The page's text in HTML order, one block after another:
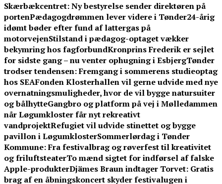
Skærbækcentret: Ny bestyrelse sender direktøren på
portenPædagogdrømmen lever videre i Tønder24-årig
idømt bøder efter fund af lattergas på
motorvejenStilstand i pædagog-optaget vækker
bekymring hos fagforbundKronprins Frederik er sejlet
for sidste gang – nu venter ophugning i EsbjergTønder
trodser tendensen: Fremgang i sommerens studieoptag
hos SEAFonden Klosterhallen vil gerne udvide med nye
overnatningsmuligheder, hvor de vil bygge natursuiter
og bålhytteGangbro og platform på vej i Mølledammen
når Løgumkloster får nyt rekreativt
vandprojektRefugiet vil udvide stinettet og bygge
pavillon i LøgumklosterSommerlørdag i Tønder
Kommune: Fra festivalbrag og røverfest til kreativitet
og friluftsteaterTo mænd sigtet for indførsel af falske
Apple-produkterDjämes Braun indtager Torvet: Gratis
brag af en åbningskoncert skyder festivalugen i